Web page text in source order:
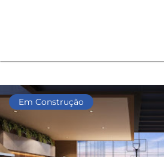
Em Construção